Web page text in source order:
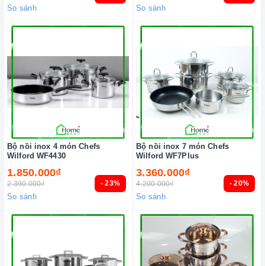
So sánh So sánh
- 23%
Bộ nồi inox 4 món Chefs
Wilford WF4430
1.850.000₫
2.390.000₫
So sánh
- 20%
Bộ nồi inox 7 món Chefs
Wilford WF7Plus
3.360.000₫
4.200.000₫
So sánh